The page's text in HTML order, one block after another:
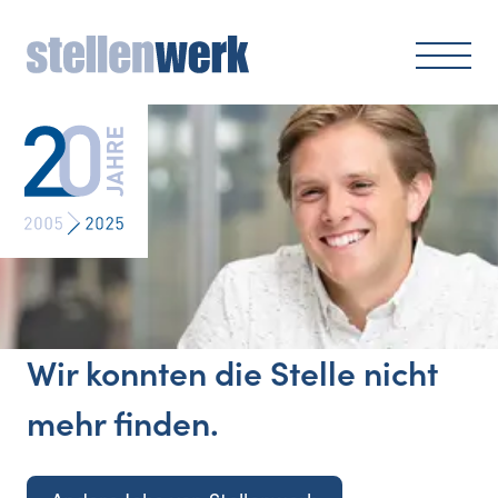
Wir konnten die Stelle nicht
mehr finden.